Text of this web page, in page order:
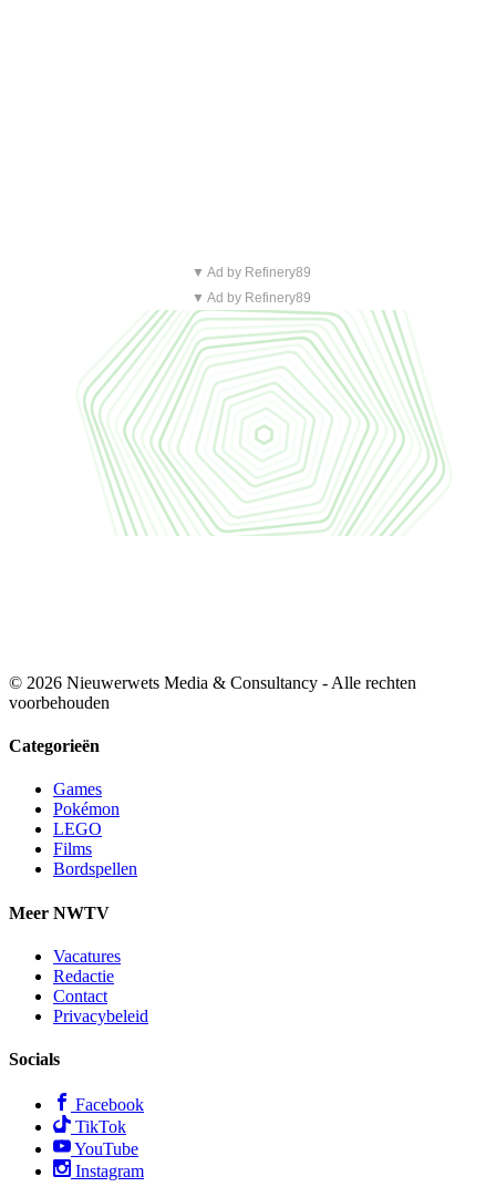
▼ Ad by Refinery89
▼ Ad by Refinery89
© 2026 Nieuwerwets Media & Consultancy - Alle rechten
voorbehouden
Categorieën
Games
Pokémon
LEGO
Films
Bordspellen
Meer NWTV
Vacatures
Redactie
Contact
Privacybeleid
Socials
Facebook
TikTok
YouTube
Instagram